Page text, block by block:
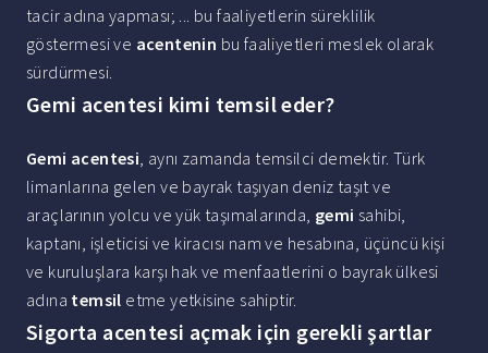
tacir adına yapması; ... bu faaliyetlerin süreklilik
göstermesi ve acentenin bu faaliyetleri meslek olarak
sürdürmesi.
Gemi acentesi kimi temsil eder?
Gemi acentesi, aynı zamanda temsilci demektir. Türk
limanlarına gelen ve bayrak taşıyan deniz taşıt ve
araçlarının yolcu ve yük taşımalarında, gemi sahibi,
kaptanı, işleticisi ve kiracısı nam ve hesabına, üçüncü kişi
ve kuruluşlara karşı hak ve menfaatlerini o bayrak ülkesi
adına temsil etme yetkisine sahiptir.
Sigorta acentesi açmak için gerekli şartlar